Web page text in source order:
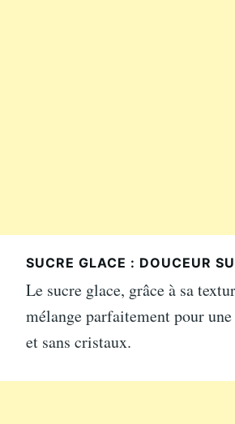
SUCRE GLACE : DOUCEUR
Le sucre glace, grâce à sa
mélange parfaitement pour
et sans cristaux.